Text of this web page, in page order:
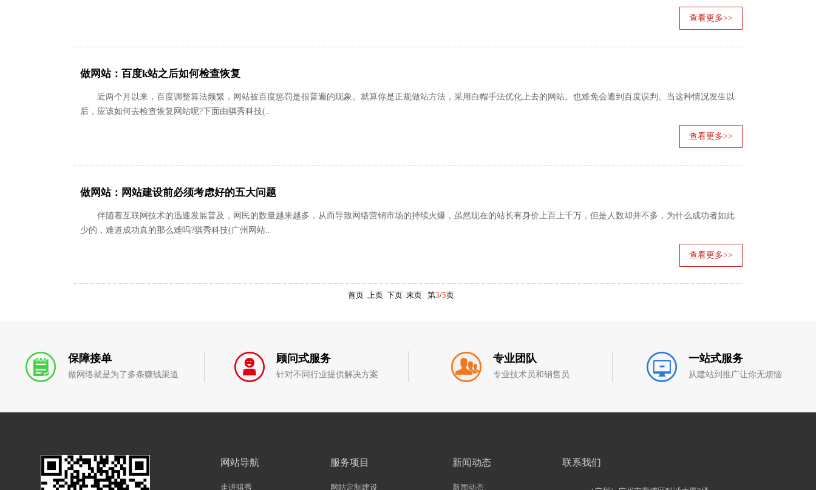
查看更多>>
做网站：百度k站之后如何检查恢复
近两个月以来，百度调整算法频繁，网站被百度惩罚是很普遍的现象。就算你是正规做站方法，采用白帽手法优化上去的网站。也难免会遭到百度误判。当这种情况发生以
后，应该如何去检查恢复网站呢?下面由骐秀科技(..
查看更多>>
做网站：网站建设前必须考虑好的五大问题
伴随着互联网技术的迅速发展普及，网民的数量越来越多，从而导致网络营销市场的持续火爆，虽然现在的站长有身价上百上千万，但是人数却并不多，为什么成功者如此
少的，难道成功真的那么难吗?骐秀科技(广州网站..
查看更多>>
首页 上页 下页 末页 第3/5 页
保障接单
做网络就是为了多条赚钱渠道
顾问式服务
针对不同行业提供解决方案
专业团队
专业技术员和销售员
一站式服务
从建站到推广让你无烦恼
网站导航
走进骐秀
服务项目
网站定制建设
新闻动态
新闻动态
联系我们